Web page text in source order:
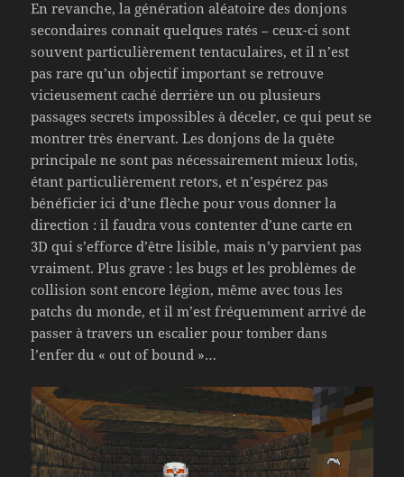
En revanche, la génération aléatoire des donjons
secondaires connait quelques ratés – ceux-ci sont
souvent particulièrement tentaculaires, et il n’est
pas rare qu’un objectif important se retrouve
vicieusement caché derrière un ou plusieurs
passages secrets impossibles à déceler, ce qui peut se
montrer très énervant. Les donjons de la quête
principale ne sont pas nécessairement mieux lotis,
étant particulièrement retors, et n’espérez pas
bénéficier ici d’une flèche pour vous donner la
direction : il faudra vous contenter d’une carte en
3D qui s’efforce d’être lisible, mais n’y parvient pas
vraiment. Plus grave : les bugs et les problèmes de
collision sont encore légion, même avec tous les
patchs du monde, et il m’est fréquemment arrivé de
passer à travers un escalier pour tomber dans
l’enfer du « out of bound »…